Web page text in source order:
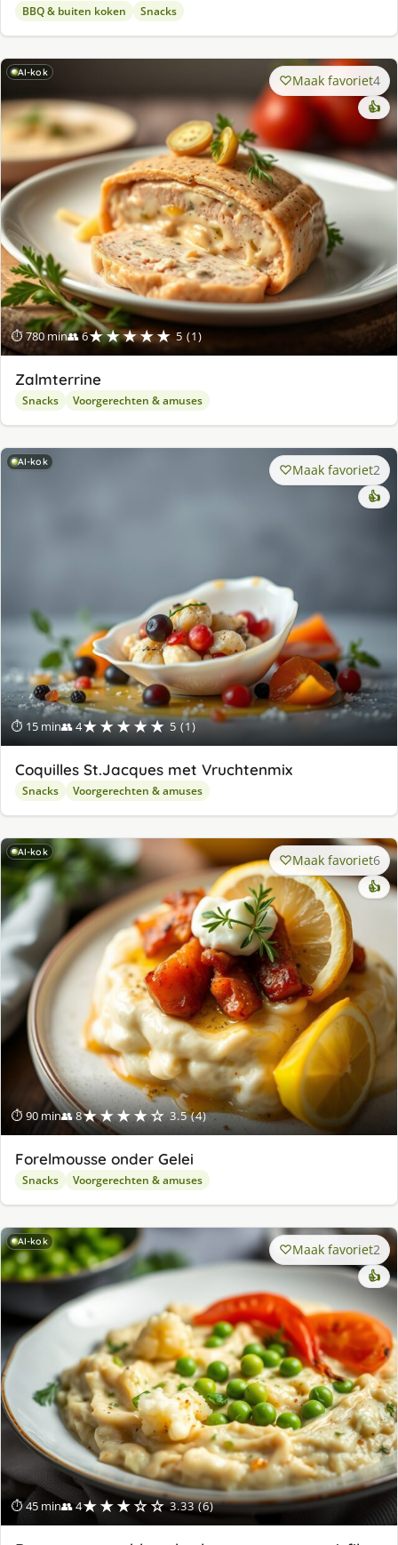
BBQ & buiten koken Snacks
AI-kok
⏱ 780 min👥 6★★★★★ 5 (1)
Maak favoriet4
👍
Zalmterrine
Snacks Voorgerechten & amuses
AI-kok
⏱ 15 min👥 4★★★★★ 5 (1)
Maak favoriet2
👍
Coquilles St.Jacques met Vruchtenmix
Snacks Voorgerechten & amuses
AI-kok
⏱ 90 min👥 8★★★★☆ 3.5 (4)
Maak favoriet6
👍
Forelmousse onder Gelei
Snacks Voorgerechten & amuses
AI-kok
⏱ 45 min👥 4★★★☆☆ 3.33 (6)
Maak favoriet2
👍